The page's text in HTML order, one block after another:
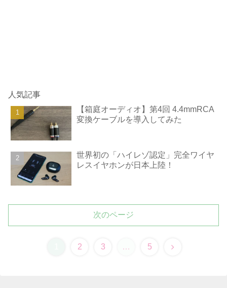
人気記事
【箱庭オーディオ】第4回 4.4mmRCA
変換ケーブルを導入してみた
世界初の「ハイレゾ認定」完全ワイヤ
レスイヤホンが日本上陸！
次のページ
2 3 … 5